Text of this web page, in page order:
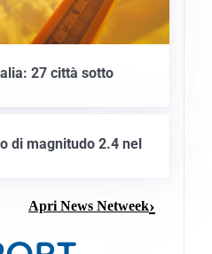
27 città sotto
di magnitudo 2.4 nel
Apri News Netweek